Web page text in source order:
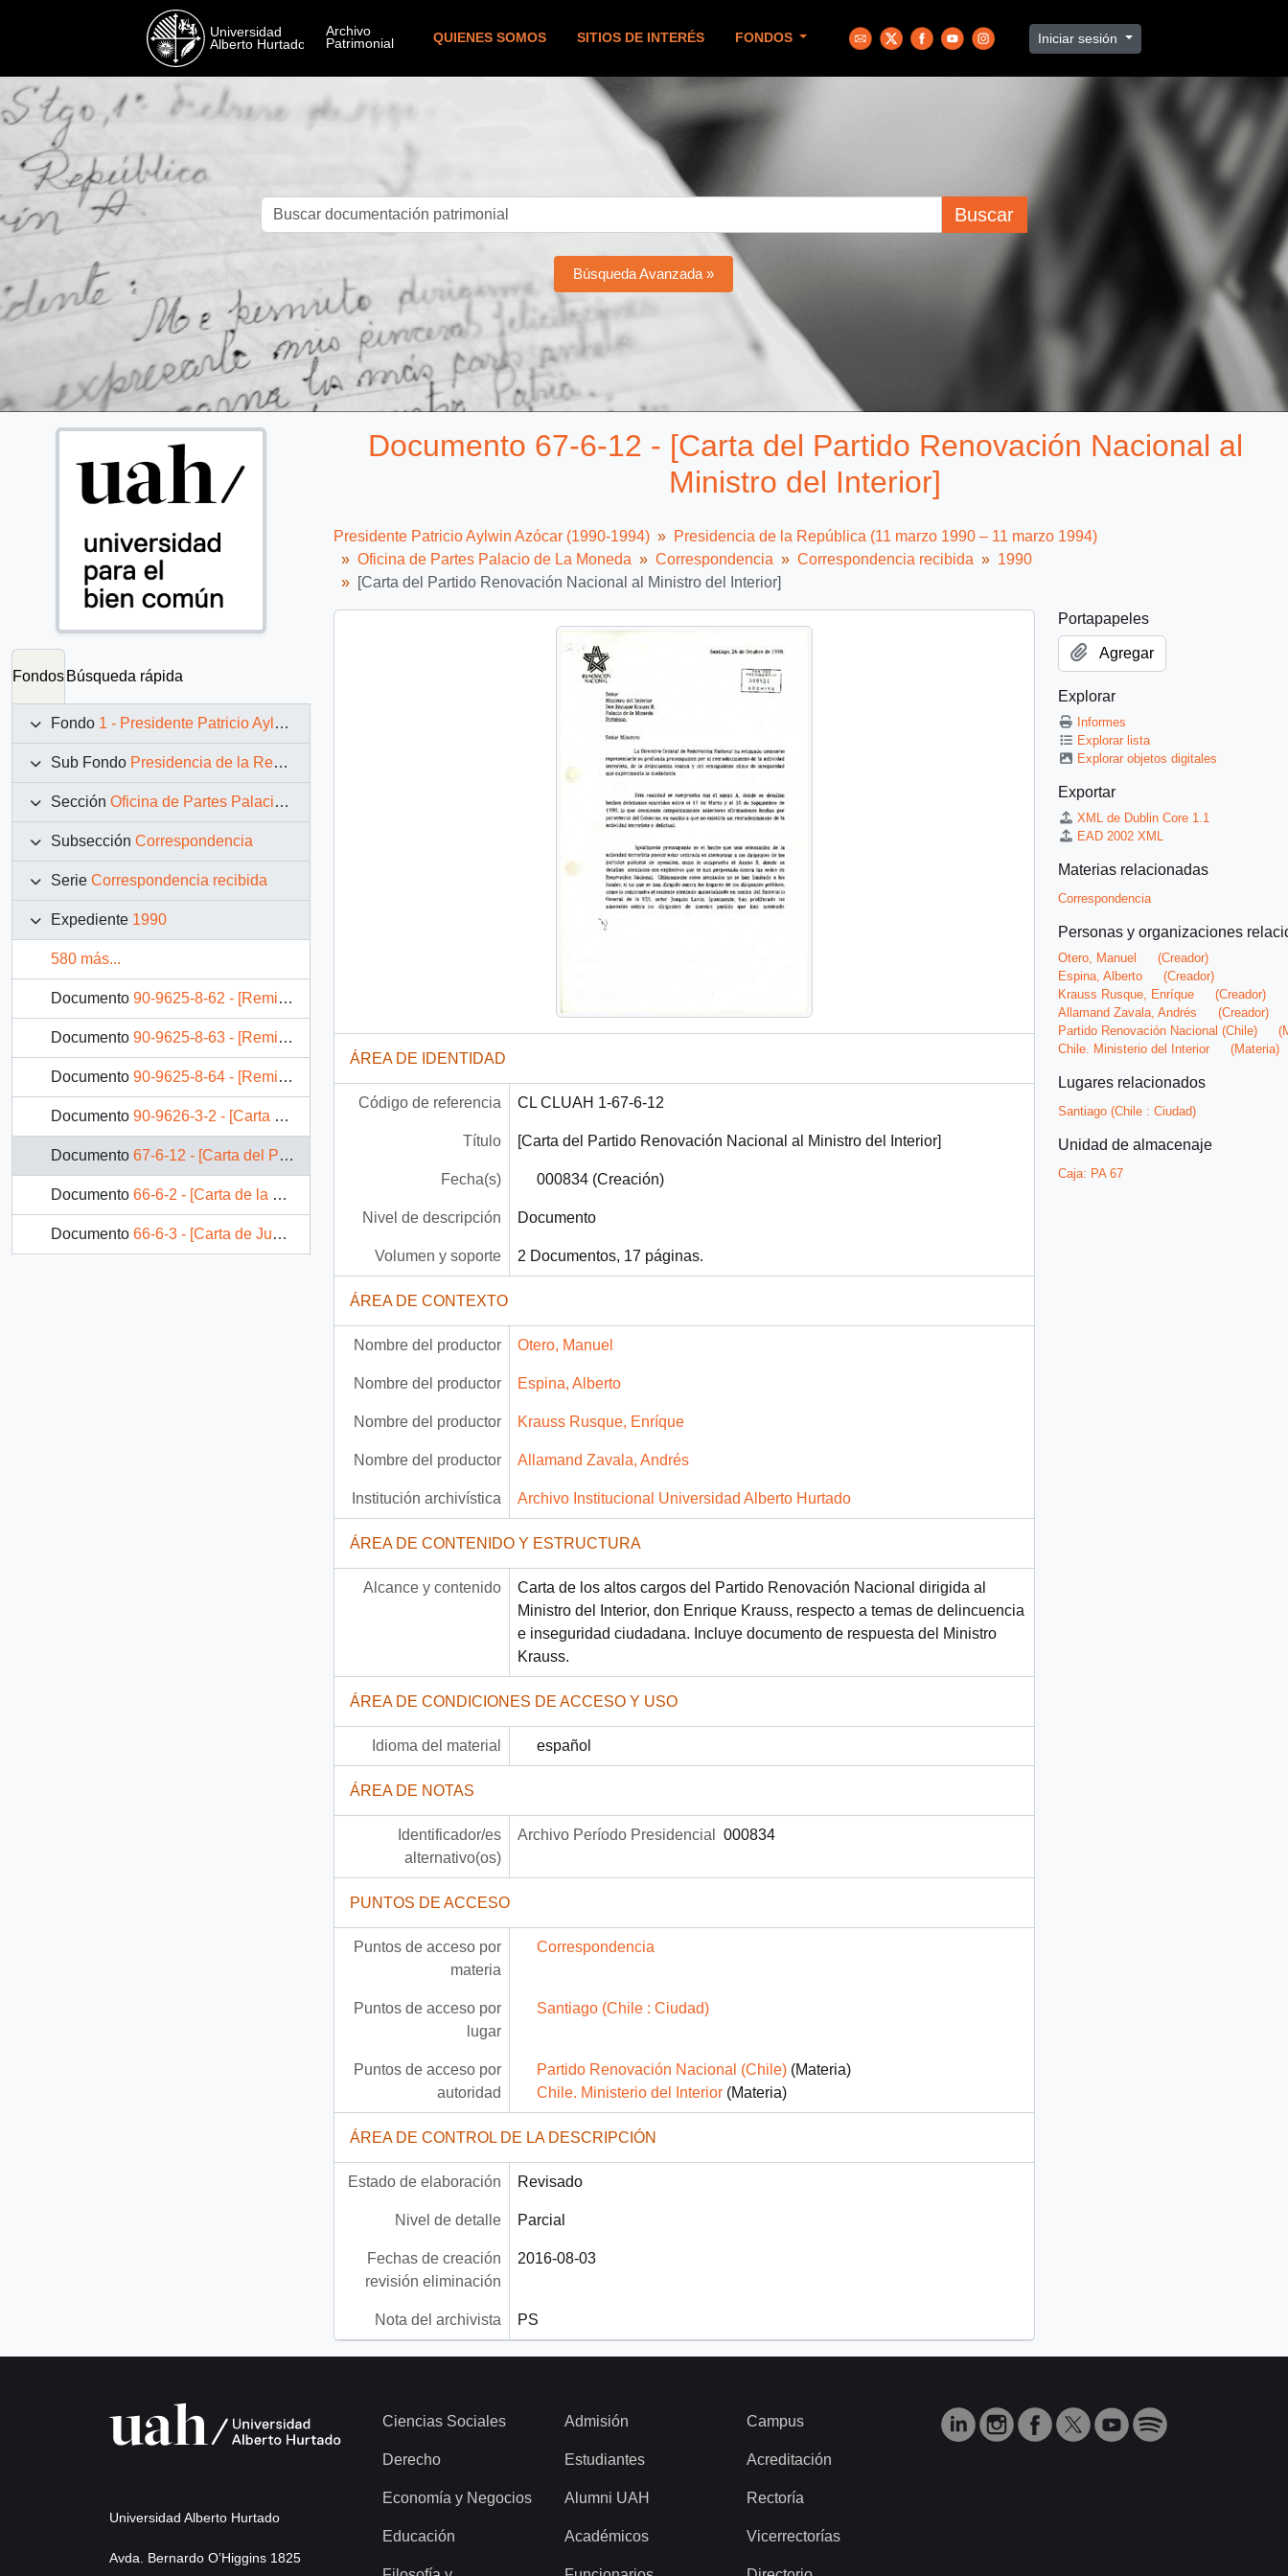
QUIENES SOMOS SITIOS DE INTERÉS FONDOS Iniciar sesión
Buscar
Búsqueda Avanzada »
Fondos Búsqueda rápida
Fondo 1 - Presidente Patricio Aylwin Azócar (1990-1994)
Sub Fondo Presidencia de la República (11 marzo 1990 – 11 marzo 1994)
Sección Oficina de Partes Palacio de La Moneda
Subsección Correspondencia
Serie Correspondencia recibida
Expediente 1990
580 más...
Documento 90-9625-8-62 - [Remite carta de la ayuda social de las iglesias cristianas]
Documento 90-9625-8-63 - [Remite fotocopia de Telex del Secretario General de la Asociación Médica Mundial]
Documento 90-9625-8-64 - [Remite oficio nº 905 de la Intendencia de la XI region]
Documento 90-9626-3-2 - [Carta de Jefe de Gabinete de Ministro de Agricultura adjuntando Oficio Nº 160]
Documento 67-6-12 - [Carta del Partido Renovación Nacional al Ministro del Interior]
Documento 66-6-2 - [Carta de la Juventud del Partido Socialista Histórico]
Documento 66-6-3 - [Carta de Juventud del Partido Socialista Histórico]
Documento 67-6-12 - [Carta del Partido Renovación Nacional al
Ministro del Interior]
Presidente Patricio Aylwin Azócar (1990-1994)
Presidencia de la República (11 marzo 1990 – 11 marzo 1994)
Oficina de Partes Palacio de La Moneda
Correspondencia Correspondencia recibida
1990
[Carta del Partido Renovación Nacional al Ministro del Interior]
ÁREA DE IDENTIDAD
Código de referencia CL CLUAH 1-67-6-12
Título [Carta del Partido Renovación Nacional al Ministro del Interior]
Fecha(s) 000834 (Creación)
Nivel de descripción Documento
Volumen y soporte 2 Documentos, 17 páginas.
ÁREA DE CONTEXTO
Nombre del productor Otero, Manuel
Nombre del productor Espina, Alberto
Nombre del productor Krauss Rusque, Enríque
Nombre del productor Allamand Zavala, Andrés
Institución archivística Archivo Institucional Universidad Alberto Hurtado
ÁREA DE CONTENIDO Y ESTRUCTURA
Alcance y contenido
Carta de los altos cargos del Partido Renovación Nacional dirigida al
Ministro del Interior, don Enrique Krauss, respecto a temas de delincuencia
e inseguridad ciudadana. Incluye documento de respuesta del Ministro
Krauss.
ÁREA DE CONDICIONES DE ACCESO Y USO
Idioma del material español
ÁREA DE NOTAS
Identificador/es
alternativo(os)
Archivo Período Presidencial 000834
PUNTOS DE ACCESO
Puntos de acceso por
materia
Correspondencia
Puntos de acceso por
lugar
Santiago (Chile : Ciudad)
Puntos de acceso por
autoridad
Partido Renovación Nacional (Chile)(Materia)
Chile. Ministerio del Interior(Materia)
ÁREA DE CONTROL DE LA DESCRIPCIÓN
Estado de elaboración Revisado
Nivel de detalle Parcial
Fechas de creación
revisión eliminación
2016-08-03
Nota del archivista PS
Portapapeles
Agregar
Explorar
Informes
Explorar lista
Explorar objetos digitales
Exportar
XML de Dublin Core 1.1
EAD 2002 XML
Materias relacionadas
Correspondencia
Personas y organizaciones
Otero, Manuel
(Creador)
Espina, Alberto
(Creador)
Krauss Rusque, Enríque
(Creador)
Allamand Zavala, Andrés
(Creador)
Partido Renovación Nacional (Chile)
Chile. Ministerio del Interior
(Materia)
Lugares relacionados
Santiago (Chile : Ciudad)
Unidad de almacenaje
Caja: PA 67
Universidad Alberto Hurtado
Avda. Bernardo O’Higgins 1825
Ciencias Sociales
Derecho
Economía y Negocios
Educación
Admisión
Estudiantes
Alumni UAH
Académicos
Campus
Acreditación
Rectoría
Vicerrectorías